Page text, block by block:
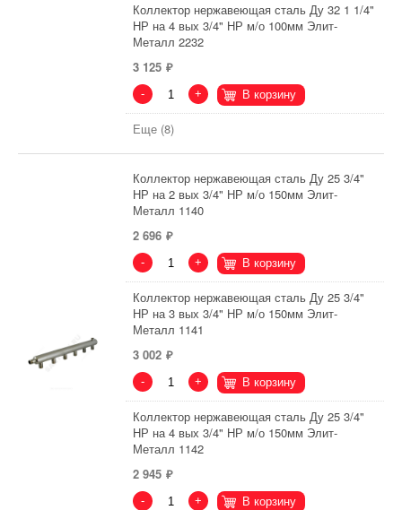
Коллектор нержавеющая сталь Ду 32 1 1/4"
НР на 4 вых 3/4" НР м/о 100мм Элит-
Металл 2232
3 125
- + В корзину
Еще (8)
Коллектор нержавеющая сталь Ду 25 3/4"
НР на 2 вых 3/4" НР м/о 150мм Элит-
Металл 1140
2 696
- + В корзину
Коллектор нержавеющая сталь Ду 25 3/4"
НР на 3 вых 3/4" НР м/о 150мм Элит-
Металл 1141
3 002
- + В корзину
Коллектор нержавеющая сталь Ду 25 3/4"
НР на 4 вых 3/4" НР м/о 150мм Элит-
Металл 1142
2 945
- + В корзину